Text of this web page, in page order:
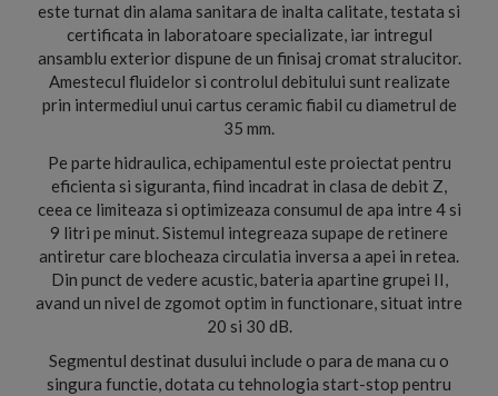
este turnat din alama sanitara de inalta calitate, testata si
certificata in laboratoare specializate, iar intregul
ansamblu exterior dispune de un finisaj cromat stralucitor.
Amestecul fluidelor si controlul debitului sunt realizate
prin intermediul unui cartus ceramic fiabil cu diametrul de
35 mm.
Pe parte hidraulica, echipamentul este proiectat pentru
eficienta si siguranta, fiind incadrat in clasa de debit Z,
ceea ce limiteaza si optimizeaza consumul de apa intre 4 si
9 litri pe minut. Sistemul integreaza supape de retinere
antiretur care blocheaza circulatia inversa a apei in retea.
Din punct de vedere acustic, bateria apartine grupei II,
avand un nivel de zgomot optim in functionare, situat intre
20 si 30 dB.
Segmentul destinat dusului include o para de mana cu o
singura functie, dotata cu tehnologia start-stop pentru